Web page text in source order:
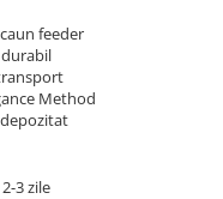
feeder
Method
2-3 zile